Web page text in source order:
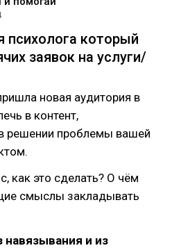
психолога который
заявок на услуги/
новая аудитория в
в контент,
решении проблемы вашей
как это сделать? О чём
смыслы закладывать
навязывания и из